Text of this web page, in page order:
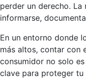
perder un derecho.
informarse,
En un entorno donde
más altos, contar con
consumidor no solo
clave para proteger tu